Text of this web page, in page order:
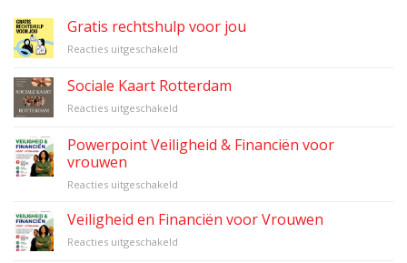
Gratis rechtshulp voor jou
Reacties uitgeschakeld
rechtshulp
voor
Sociale Kaart Rotterdam
Reacties uitgeschakeld
Kaart
Rotterdam
Powerpoint Veiligheid & Financiën voor
vrouwen
Reacties uitgeschakeld
Veiligheid
&
Veiligheid en Financiën voor Vrouwen
Reacties uitgeschakeld